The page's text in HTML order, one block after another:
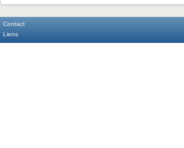
Contact
Liens